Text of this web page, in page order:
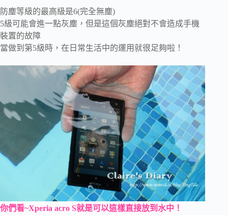
防塵等級的最高級是6(完全無塵)
5級可能會進一點灰塵，但是這個灰塵絕對不會造成手機
裝置的故障
當做到第5級時，在日常生活中的運用就很足夠啦！
你們看~Xperia acro S就是可以這樣直接放到水中！